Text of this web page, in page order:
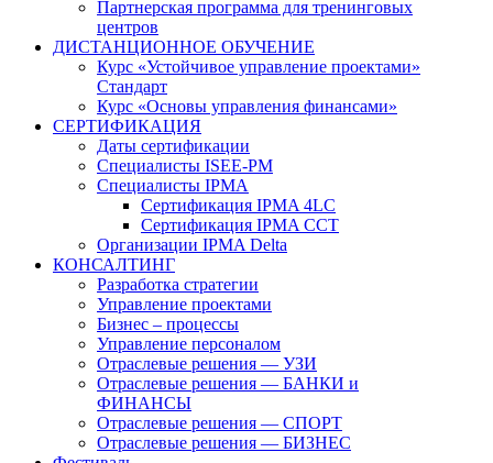
Партнерская программа для тренинговых
центров
ДИСТАНЦИОННОЕ ОБУЧЕНИЕ
Курс «Устойчивое управление проектами»
Стандарт
Курс «Основы управления финансами»
СЕРТИФИКАЦИЯ
Даты сертификации
Специалисты ISEE-PM
Специалисты IPMA
Сертификация IPMA 4LC
Сертификация IPMA CCT
Организации IPMA Delta
КОНСАЛТИНГ
Разработка стратегии
Управление проектами
Бизнес – процессы
Управление персоналом
Отраслевые решения — УЗИ
Отраслевые решения — БАНКИ и
ФИНАНСЫ
Отраслевые решения — СПОРТ
Отраслевые решения — БИЗНЕС